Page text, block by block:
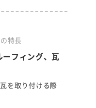
特長
フィング、瓦
を取り付ける際